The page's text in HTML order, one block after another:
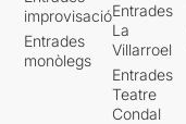
improvisació
Entrades
monòlegs
Entrades
La
Villarroel
Entrades
Teatre
Condal